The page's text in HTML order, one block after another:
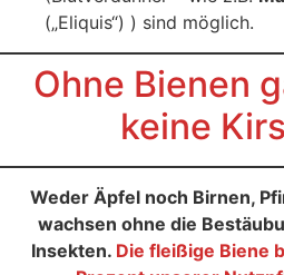
(„Eliquis“) ) sind möglich.
Ohne Bienen
keine
Weder Äpfel noch Birnen,
wachsen ohne die
Insekten. Die fleißige Biene